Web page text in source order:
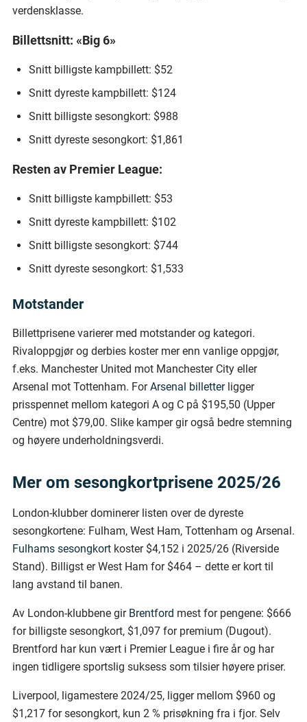
verdensklasse.
Billettsnitt: «Big 6»
Snitt billigste kampbillett: $52
Snitt dyreste kampbillett: $124
Snitt billigste sesongkort: $988
Snitt dyreste sesongkort: $1,861
Resten av Premier League:
Snitt billigste kampbillett: $53
Snitt dyreste kampbillett: $102
Snitt billigste sesongkort: $744
Snitt dyreste sesongkort: $1,533
Motstander
Billettprisene varierer med motstander og kategori.
Rivaloppgjør og derbies koster mer enn vanlige oppgjør,
f.eks. Manchester United mot Manchester City eller
Arsenal mot Tottenham. ForArsenal billetterligger
prisspennet mellom kategori A og C på $195,50 (Upper
Centre) mot $79,00. Slike kamper gir også bedre stemning
og høyere underholdningsverdi.
Mer om sesongkortprisene 2025/26
London-klubber dominerer listen over de dyreste
sesongkortene: Fulham, West Ham, Tottenham og Arsenal.
Fulhams sesongkort koster $4,152 i 2025/26 (Riverside
Stand). Billigst er West Ham for $464 – dette er kort til
lang avstand til banen.
Av London-klubbene gir Brentford mest for pengene: $666
for billigste sesongkort, $1,097 for premium (Dugout).
Brentford har kun vært i Premier League i fire år og har
ingen tidligere sportslig suksess som tilsier høyere priser.
Liverpool, ligamestere 2024/25, ligger mellom $960 og
$1,217 for sesongkort, kun 2 % prisøkning fra i fjor. Selv